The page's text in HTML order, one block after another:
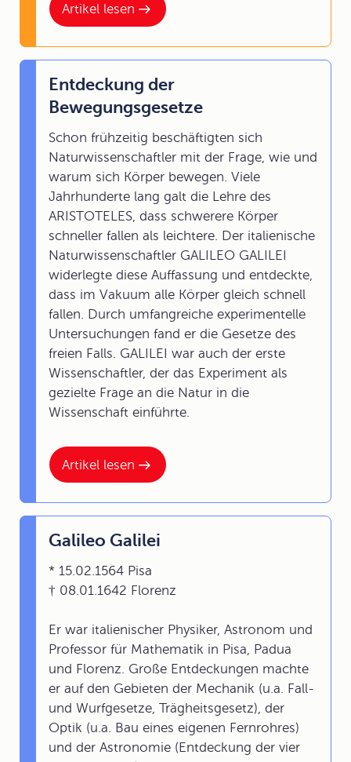
Artikel lesen
Artikel lesen
Entdeckung der
Bewegungsgesetze
Schon frühzeitig beschäftigten sich
Naturwissenschaftler mit der Frage, wie und
warum sich Körper bewegen. Viele
Jahrhunderte lang galt die Lehre des
ARISTOTELES, dass schwerere Körper
schneller fallen als leichtere. Der italienische
Naturwissenschaftler GALILEO GALILEI
widerlegte diese Auffassung und entdeckte,
dass im Vakuum alle Körper gleich schnell
fallen. Durch umfangreiche experimentelle
Untersuchungen fand er die Gesetze des
freien Falls. GALILEI war auch der erste
Wissenschaftler, der das Experiment als
gezielte Frage an die Natur in die
Wissenschaft einführte.
Galileo Galilei
* 15.02.1564 Pisa
† 08.01.1642 Florenz
Er war italienischer Physiker, Astronom und
Professor für Mathematik in Pisa, Padua
und Florenz. Große Entdeckungen machte
er auf den Gebieten der Mechanik (u.a. Fall-
und Wurfgesetze, Trägheitsgesetz), der
Optik (u.a. Bau eines eigenen Fernrohres)
und der Astronomie (Entdeckung der vier